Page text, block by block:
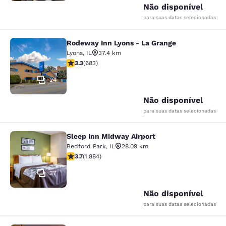
Não disponível
para suas datas selecionadas
Rodeway Inn Lyons - La Grange
24
Rodeway Inn Lyons - La Grange
Lyons, IL
37.4 km
classificação 3.33 estrelas. Bom. 683 avaliações
3.3(683)
Não disponível
para suas datas selecionadas
Sleep Inn Midway Airport
37
Sleep Inn Midway Airport
Bedford Park, IL
28.09 km
classificação 3.71 estrelas. Bom. 1884 avaliações
3.7(1.884)
Não disponível
para suas datas selecionadas